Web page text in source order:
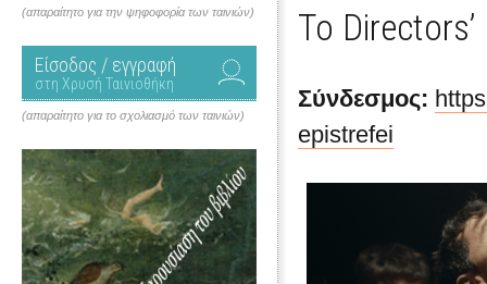
(απαραίτητο για την ψηφοφορία των ταινιών)
Είσοδος / εγγραφή
στη Χρυσή Ταινιοθήκη
(απαραίτητο για το σχολιασμό των ταινιών)
Το
Σύνδεσμος:
epistrefei